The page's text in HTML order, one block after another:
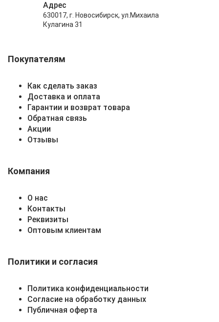
Покупателям
Как сделать заказ
Доставка и оплата
Гарантии и возврат товара
Обратная связь
Акции
Отзывы
Компания
О нас
Контакты
Реквизиты
Оптовым клиентам
Политики и согласия
Политика конфиденциальности
Согласие на обработку данных
Публичная оферта
Адрес
630017, г. Новосибирск, ул.Михаила
Кулагина 31